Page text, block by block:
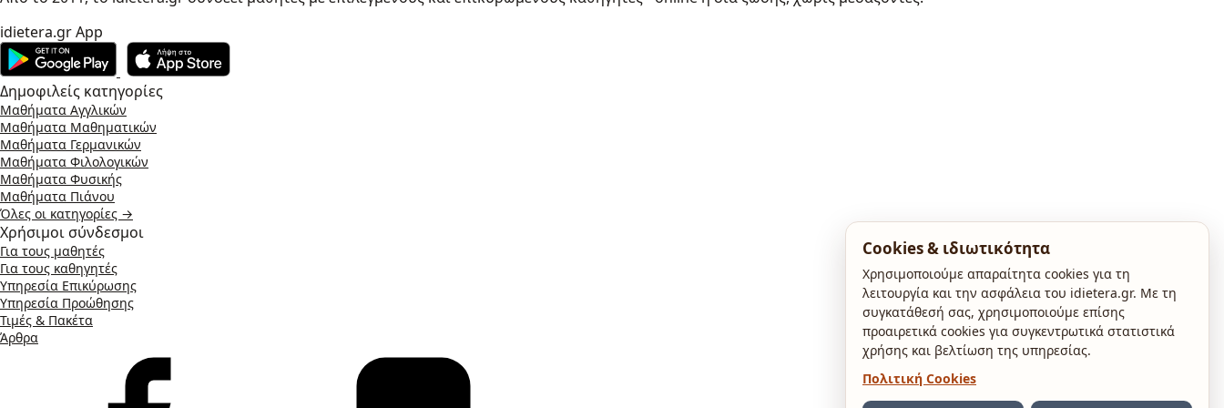
idietera.gr App
Δημοφιλείς κατηγορίες
Μαθήματα Αγγλικών
Μαθήματα Μαθηματικών
Μαθήματα Γερμανικών
Μαθήματα Φιλολογικών
Μαθήματα Φυσικής
Μαθήματα Πιάνου
Όλες οι κατηγορίες →
Χρήσιμοι σύνδεσμοι
Για τους μαθητές
Για τους καθηγητές
Υπηρεσία Επικύρωσης
Υπηρεσία Προώθησης
Τιμές & Πακέτα
Άρθρα
Cookies & ιδιωτικότητα
Χρησιμοποιούμε απαραίτητα cookies για τη
λειτουργία και την ασφάλεια του idietera.gr. Με τη
συγκατάθεσή σας, χρησιμοποιούμε επίσης
προαιρετικά cookies για συγκεντρωτικά στατιστικά
χρήσης και βελτίωση της υπηρεσίας.
Πολιτική Cookies